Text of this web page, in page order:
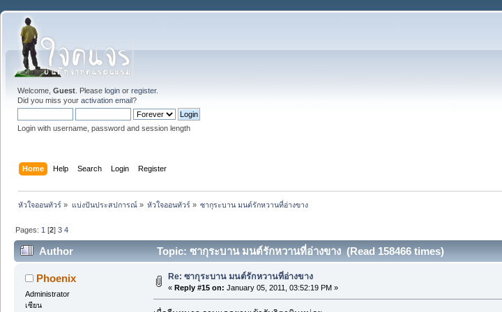
Welcome, Guest . Please login or register.
Did you miss your activation email?
Login with username, password and session length
Home Help Search Login Register
หัวใจออนทัวร์ » แบ่งปันประสปการณ์» หัวใจออนทัวร์» ซากุระบาน มนต์รักหวานที่อ่างขาง
Pages: 1 [2]3 4
Author Topic: ซากุระบาน มนต์รักหวานที่อ่างขาง (Read 158466 times)
Phoenix
Administrator
เซียน
Re: ซากุระบาน มนต์รักหวานที่อ่างขาง
« Reply #15 on: January 05, 2011, 03:52:19 PM »